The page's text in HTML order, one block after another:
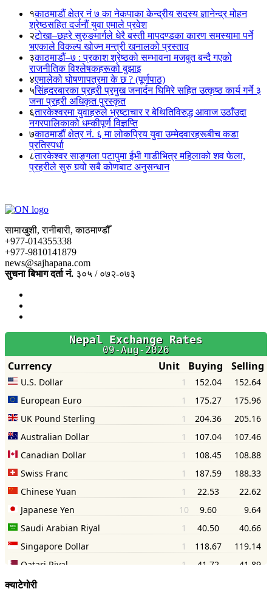
१काठमाडौं क्षेत्र नं ७ का नेकपाका केन्द्रीय सदस्य ज्ञानेन्द्र मोहन
श्रेष्ठसहित दर्जनौं युवा एमाले प्रवेश
२टोखा–छहरे सुरुङमार्गले धेरै बस्ती मापदण्डका कारण समस्यामा पर्ने
भएकाले विकल्प खोज्न मन्त्री खनालको प्रस्ताव
३काठमाडौं–७ : प्रकाश श्रेष्ठको सम्भावना मजबुत बन्दै गएको
राजनीतिक विश्लेषकहरूको बुझाइ
४एमालेको घोषणापत्रमा के छ ? (पूर्णपाठ)
५सिंहदरबारका प्रहरी प्रमुख जनार्दन घिमिरे सहित उत्कृष्ठ कार्य गर्ने ३
जना प्रहरी अधिकृत पुरस्कृत
६तारकेश्वरमा युवाहरुले भ्रष्टाचार र बेथितिविरुद्ध आवाज उठाँउदा
नगरपालिकाको धम्कीपूर्ण विज्ञप्ति
७काठमाडौं क्षेत्र नं. ६ मा लोकप्रिय युवा उम्मेदवारहरूबीच कडा
प्रतिस्पर्धा
८तारकेश्वर साङ्गला पटापुमा ईभी गाडीभित्र महिलाको शव फेला,
प्रहरीले सुरु गर्‍यो सबै कोणबाट अनुसन्धान
सामाखुशी, रानीबारी, काठमाण्डौँ
+977-014355338
+977-9810141879
news@sajhapana.com
सुचना बिभाग दर्ता नं. ३०५ / ०७२-०७३
क्याटेगोरी